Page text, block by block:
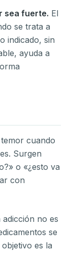
sea fuerte. El
se trata a
indicado, sin
ayuda a
cuando
Surgen
o «¿esto va
con
no es
se
es la